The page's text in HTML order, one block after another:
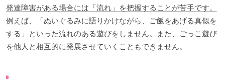
発達障害がある場合には「流れ」を把握することが苦手です。
例えば、「ぬいぐるみに語りかけながら、ご飯をあげる真似を
する」といった流れのある遊びをしません。また、ごっこ遊び
を他人と相互的に発展させていくこともできません。